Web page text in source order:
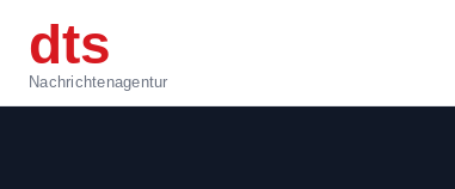
dts
Nachrichtenagentur